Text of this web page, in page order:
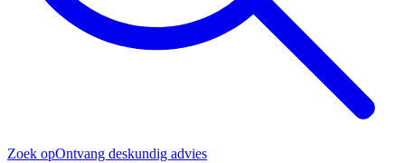
Zoek opOntvang deskundig advies